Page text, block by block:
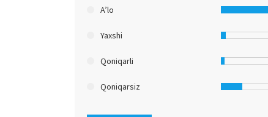
A’lo
Yaxshi
Qoniqarli
Qoniqarsiz